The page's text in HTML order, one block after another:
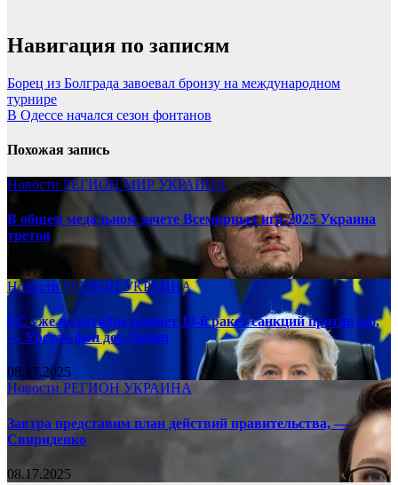
Навигация по записям
Борец из Болграда завоевал бронзу на международном
турнире
В Одессе начался сезон фонтанов
Похожая запись
Новости РЕГИОНМИР УКРАИНА
В общем медальном зачете Всемирных игр-2025 Украина
третья
08.17.2025
НовостиРЕГИОНУКРАИНА
ЕС уже в сентябре примет 19-й ракет санкций против рф,
— Урсула фон дер Ляйен
08.17.2025
Новости РЕГИОН УКРАИНА
Завтра представим план действий правительства, —
Свириденко
08.17.2025